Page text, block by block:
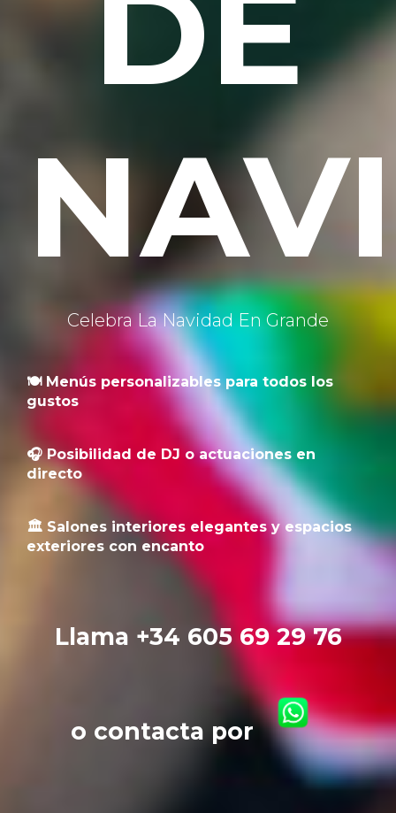
Celebra La Navidad En Grande
🍽️ Menús personalizables para todos los
gustos
🎧 Posibilidad de DJ o actuaciones en
directo
🏛️ Salones interiores elegantes y espacios
exteriores con encanto
Llama +34 605 69 29 76
o contacta por